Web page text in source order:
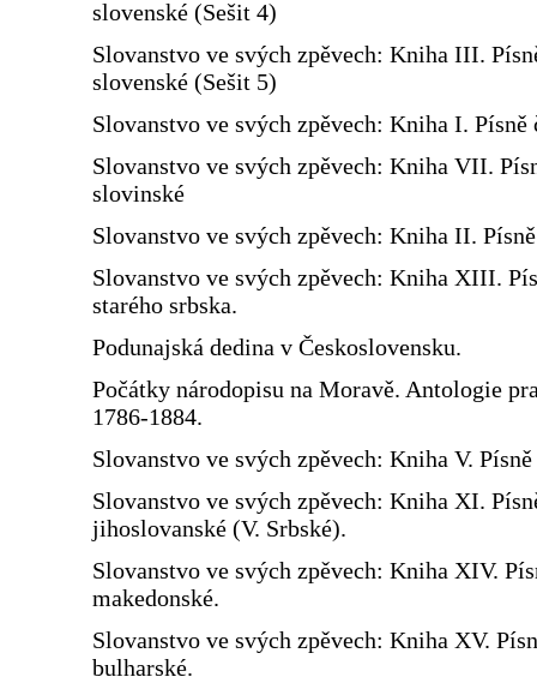
slovenské (Sešit 4)
Slovanstvo ve svých zpěvech: Kniha III.
slovenské (Sešit 5)
Slovanstvo ve svých zpěvech: Kniha I. Písně
Slovanstvo ve svých zpěvech: Kniha VII.
slovinské
Slovanstvo ve svých zpěvech: Kniha II.
Slovanstvo ve svých zpěvech: Kniha XIII.
starého srbska.
Podunajská dedina v Československu.
Počátky národopisu na Moravě. Antologie
1786-1884.
Slovanstvo ve svých zpěvech: Kniha V.
Slovanstvo ve svých zpěvech: Kniha XI.
jihoslovanské (V. Srbské).
Slovanstvo ve svých zpěvech: Kniha XIV.
makedonské.
Slovanstvo ve svých zpěvech: Kniha XV.
bulharské.